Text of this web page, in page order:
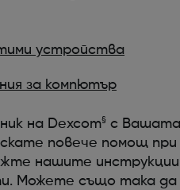
устройства
за компютър
на Dexcom§ с Вашата
повече помощ при
нашите инструкции
Можете също така да